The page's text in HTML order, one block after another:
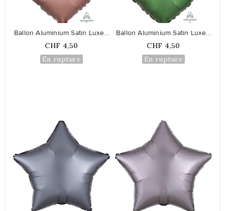
Ballon Aluminium Satin Luxe...
Prix
CHF 4,50
En rupture
Ballon Aluminium Satin Luxe...
Prix
CHF 4,50
En rupture